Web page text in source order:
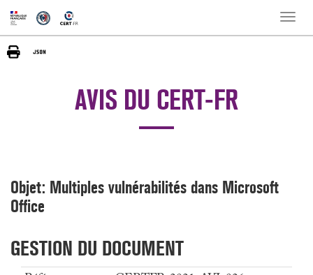
Toggle
AVIS DU CERT-FR
Objet: Multiples vulnérabilités dans Microsoft
Office
GESTION DU DOCUMENT